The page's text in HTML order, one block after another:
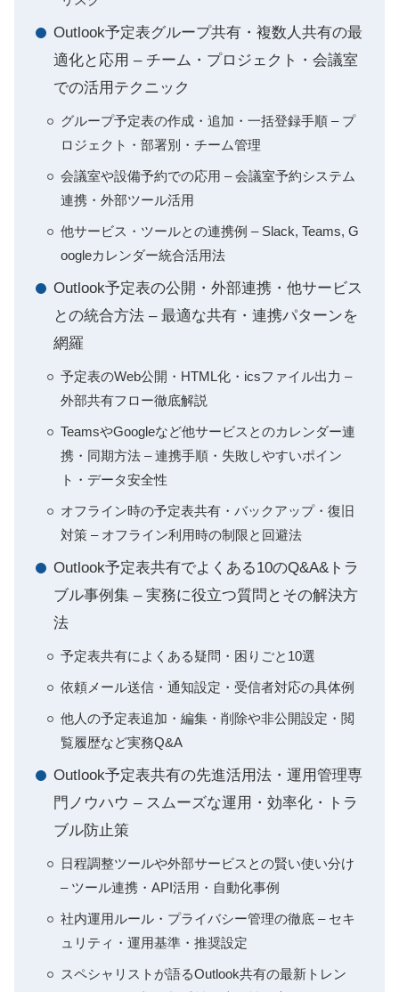
Outlook予定表グループ共有・複数人共有の最
適化と応用 – チーム・プロジェクト・会議室
での活用テクニック
グループ予定表の作成・追加・一括登録手順 – プ
ロジェクト・部署別・チーム管理
会議室や設備予約での応用 – 会議室予約システム
連携・外部ツール活用
他サービス・ツールとの連携例 – Slack, Teams, G
oogleカレンダー統合活用法
Outlook予定表の公開・外部連携・他サービス
との統合方法 – 最適な共有・連携パターンを
網羅
予定表のWeb公開・HTML化・icsファイル出力 –
外部共有フロー徹底解説
TeamsやGoogleなど他サービスとのカレンダー連
携・同期方法 – 連携手順・失敗しやすいポイン
ト・データ安全性
オフライン時の予定表共有・バックアップ・復旧
対策 – オフライン利用時の制限と回避法
Outlook予定表共有でよくある10のQ&A&トラ
ブル事例集 – 実務に役立つ質問とその解決方
法
予定表共有によくある疑問・困りごと10選
依頼メール送信・通知設定・受信者対応の具体例
他人の予定表追加・編集・削除や非公開設定・閲
覧履歴など実務Q&A
Outlook予定表共有の先進活用法・運用管理専
門ノウハウ – スムーズな運用・効率化・トラ
ブル防止策
日程調整ツールや外部サービスとの賢い使い分け
– ツール連携・API活用・自動化事例
社内運用ルール・プライバシー管理の徹底 – セキ
ュリティ・運用基準・推奨設定
スペシャリストが語るOutlook共有の最新トレン